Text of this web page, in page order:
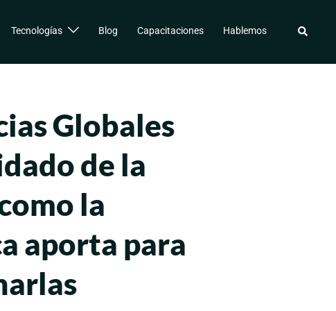
Tecnologías Blog Capacitaciones Hablemos Buscar
Globales
de la
la
aporta para